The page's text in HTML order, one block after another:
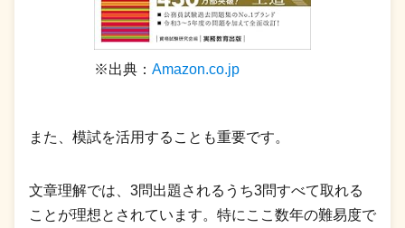
※出典： Amazon.co.jp
また、模試を活用することも重要です。
文章理解では、3問出題されるうち3問すべて取れる
ことが理想とされています。特にここ数年の難易度で